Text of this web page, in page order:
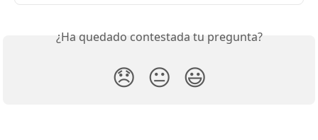
¿Ha quedado contestada tu pregunta?
😞 😐 😃